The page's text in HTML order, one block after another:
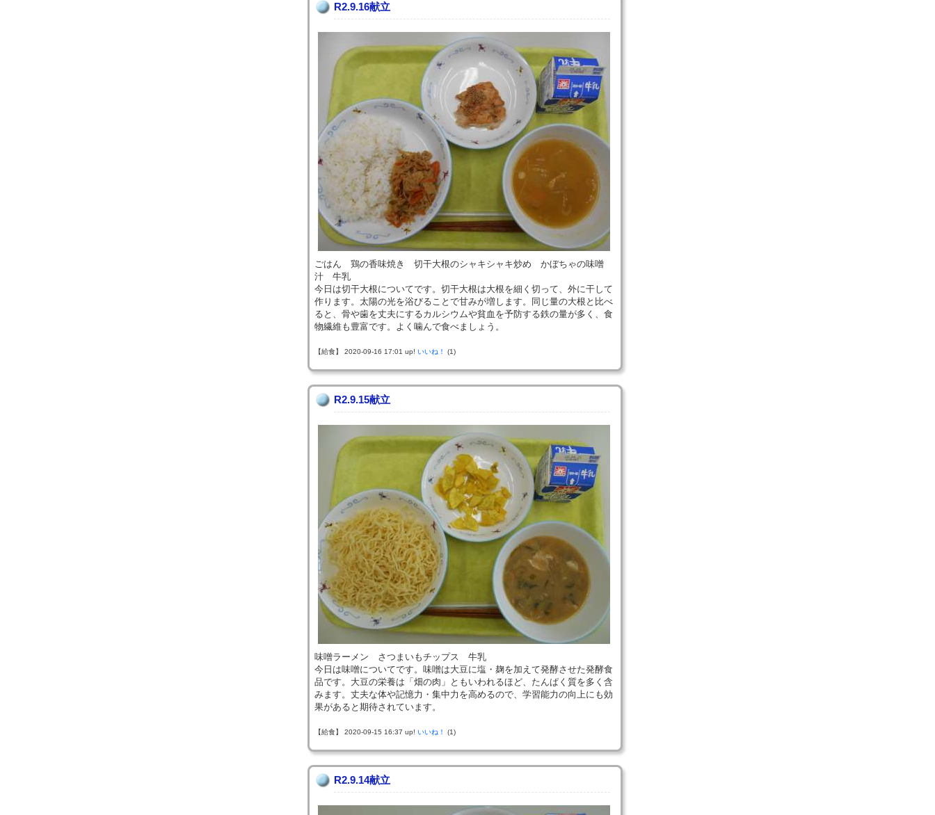
R2.9.16献立
ごはん 鶏の香味焼き 切干大根のシャキシャキ炒め かぼちゃの味噌
汁 牛乳
今日は切干大根についてです。切干大根は大根を細く切って、外に干して
作ります。太陽の光を浴びることで甘みが増します。同じ量の大根と比べ
ると、骨や歯を丈夫にするカルシウムや貧血を予防する鉄の量が多く、食
物繊維も豊富です。よく噛んで食べましょう。
【給食】 2020-09-16 17:01 up! いいね！ (1)
R2.9.15献立
味噌ラーメン さつまいもチップス 牛乳
今日は味噌についてです。味噌は大豆に塩・麹を加えて発酵させた発酵食
品です。大豆の栄養は「畑の肉」ともいわれるほど、たんぱく質を多く含
みます。丈夫な体や記憶力・集中力を高めるので、学習能力の向上にも効
果があると期待されています。
【給食】 2020-09-15 16:37 up! いいね！ (1)
R2.9.14献立